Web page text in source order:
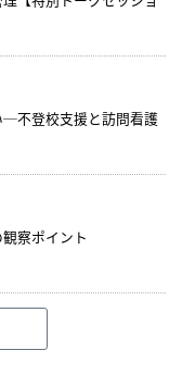
不登校支援と訪問看護
察ポイント